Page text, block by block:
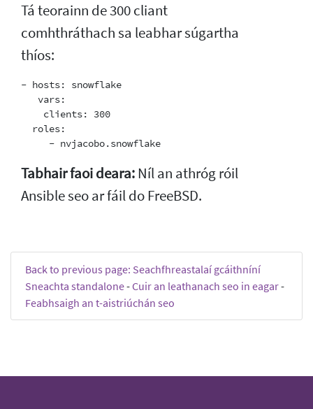
Tá teorainn de 300 cliant
comhthráthach sa leabhar súgartha
thíos:
- hosts: snowflake
   vars:
    clients: 300
  roles:
Tabhair faoi deara:Níl an athróg róil
Ansible seo ar fáil do FreeBSD.
Back to previous page: Seachfhreastalaí gcáithníní
Sneachta standalone-Cuir an leathanach seo in eagar-
Feabhsaigh an t-aistriúchán seo